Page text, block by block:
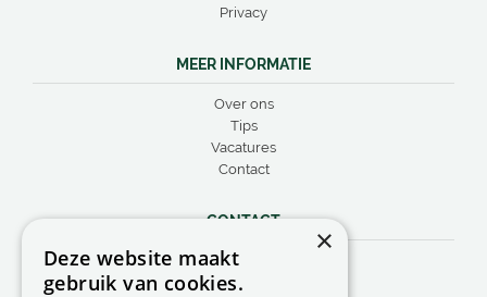
Privacy
MEER INFORMATIE
Over ons
Tips
Vacatures
Contact
CONTACT
Peacock Garden Supports
Industrieweg 22
×
Deze website maakt
gebruik van cookies.